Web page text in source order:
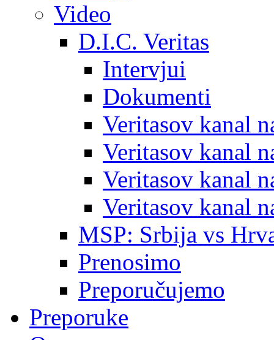
Video
D.I.C. Veritas
Intervjui
Dokumenti
Veritasov kanal
Veritasov kanal
Veritasov kanal
Veritasov kanal
MSP: Srbija vs
Prenosimo
Preporučujemo
Preporuke